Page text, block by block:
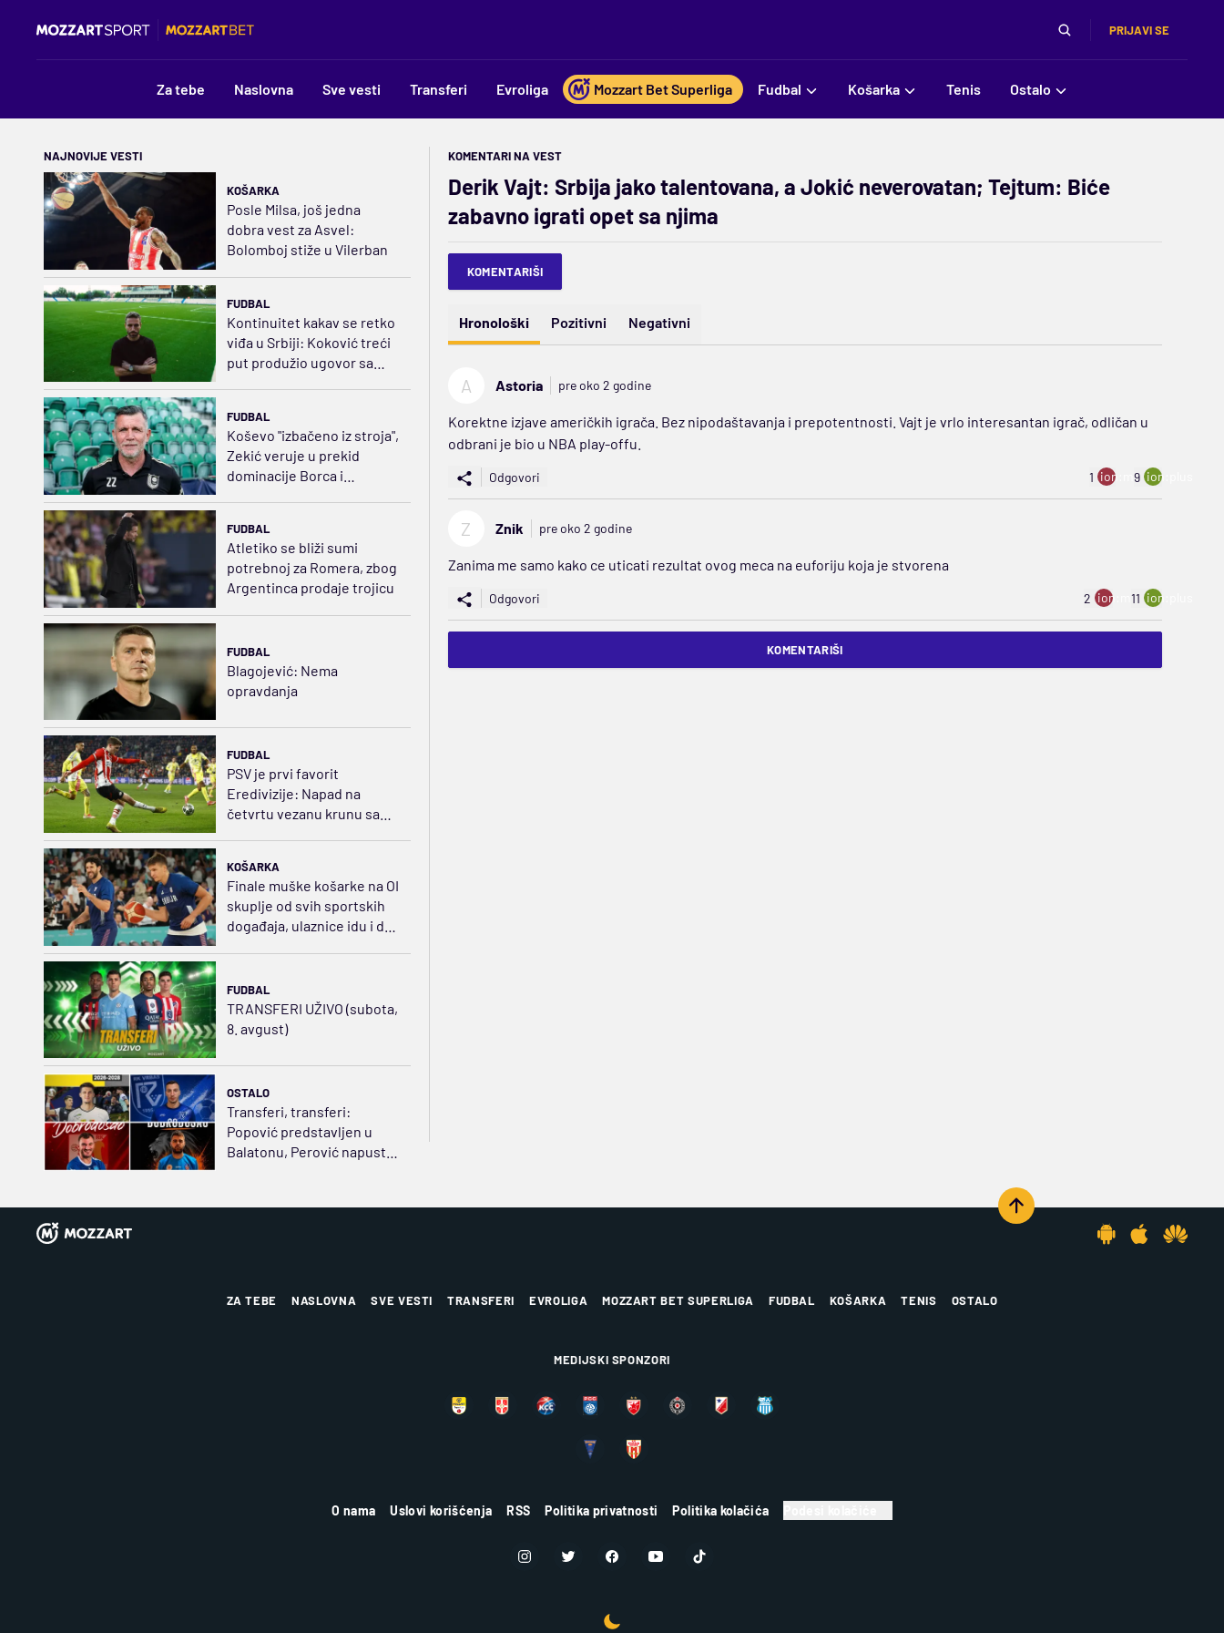
PRIJAVI SE
Za tebe Naslovna Sve vesti Transferi Evroliga Mozzart Bet Superliga Fudbal Košarka Tenis Ostalo
NAJNOVIJE VESTI
KOŠARKA
Posle Milsa, još jedna
dobra vest za Asvel:
Bolomboj stiže u Vilerban
FUDBAL
Kontinuitet kakav se retko
viđa u Srbiji: Koković treći
put produžio ugovor sa
FUDBAL
Koševo "izbačeno iz stroja",
Zekić veruje u prekid
dominacije Borca i
FUDBAL
Atletiko se bliži sumi
potrebnoj za Romera, zbog
Argentinca prodaje trojicu
FUDBAL
Blagojević: Nema
opravdanja
FUDBAL
PSV je prvi favorit
Eredivizije: Napad na
četvrtu vezanu krunu sa
KOŠARKA
Finale muške košarke na OI
skuplje od svih sportskih
događaja, ulaznice idu i do
FUDBAL
TRANSFERI UŽIVO (subota,
8. avgust)
OSTALO
Transferi, transferi:
Popović predstavljen u
Balatonu, Perović napustio
KOMENTARI NA VEST
Derik Vajt: Srbija jako talentovana, a Jokić neverovatan; Tejtum: Biće
zabavno igrati opet sa njima
KOMENTARIŠI
Hronološki Pozitivni Negativni
A Astoria pre oko 2 godine
Korektne izjave američkih igrača. Bez nipodaštavanja i prepotentnosti. Vajt je vrlo interesantan igrač, odličan u
odbrani je bio u NBA play-offu.
Odgovori 1 ion:minus
9 ion:plus
Z Znik pre oko 2 godine
Zanima me samo kako ce uticati rezultat ovog meca na euforiju koja je stvorena
Odgovori 2 ion:minus
11 ion:plus
KOMENTARIŠI
ZA TEBE NASLOVNA SVE VESTI TRANSFERI EVROLIGA MOZZART BET SUPERLIGA FUDBAL KOŠARKA TENIS OSTALO
MEDIJSKI SPONZORI
O nama Uslovi korišćenja RSS Politika privatnosti Politika kolačića